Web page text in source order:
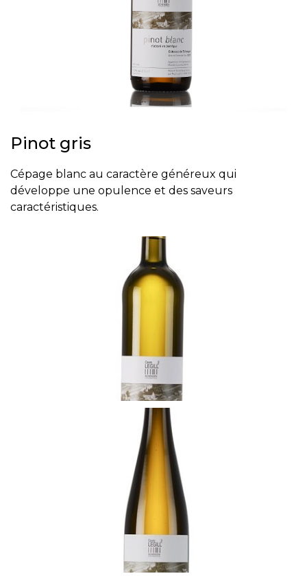
Pinot gris
Cépage blanc au caractère généreux qui
développe une opulence et des saveurs
caractéristiques.